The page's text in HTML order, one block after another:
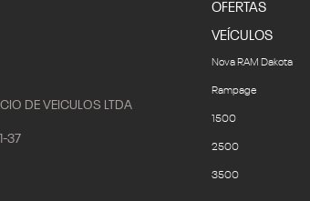
DE VEICULOS LTDA
37
OFERTAS
VEÍCULOS
Nova RAM Dakota
Rampage
1500
2500
3500